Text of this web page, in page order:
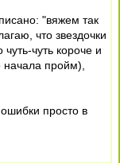
"вяжем так
что звездочки
чуть короче и
пройм),
просто в